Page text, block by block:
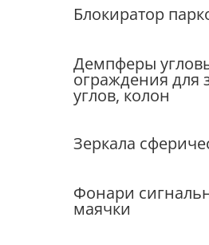
Блокиратор
Демпферы
ограждения для
углов, колон
Зеркала
Фонари
маячки